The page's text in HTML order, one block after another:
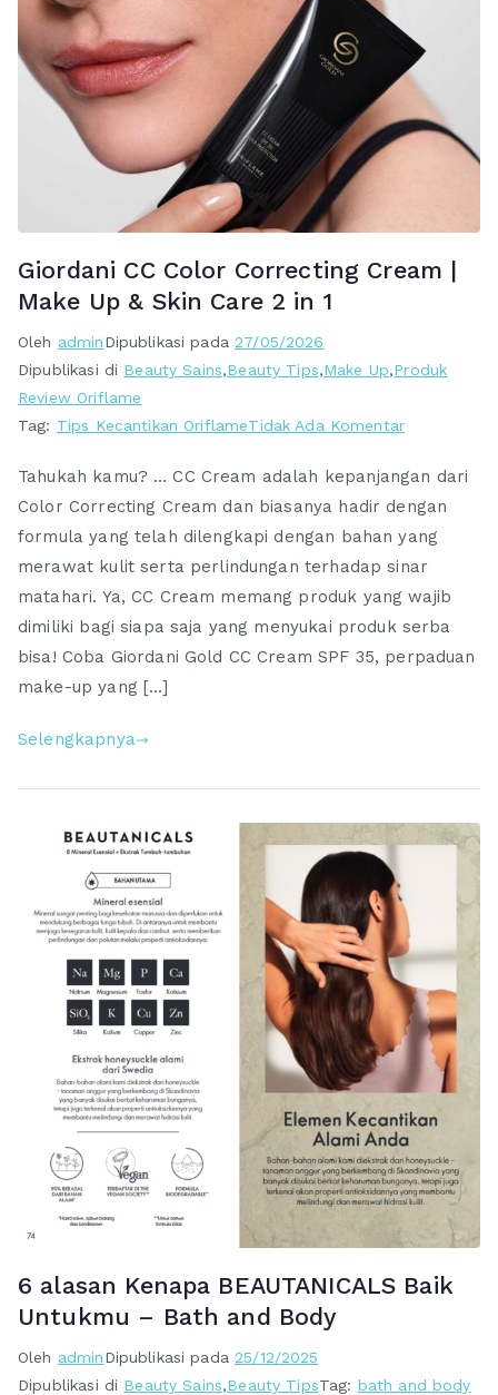
Giordani CC Color Correcting Cream |
Make Up & Skin Care 2 in 1
Oleh adminDipublikasi pada27/05/2026
Dipublikasi di Beauty Sains,Beauty Tips,Make Up,Produk
Review Oriflame
Tag: Tips Kecantikan OriflameTidak Ada Komentarpada
CC
Color
Correcting
Cream
Make
in
Tahukah kamu? … CC Cream adalah kepanjangan dari
Color Correcting Cream dan biasanya hadir dengan
formula yang telah dilengkapi dengan bahan yang
merawat kulit serta perlindungan terhadap sinar
matahari. Ya, CC Cream memang produk yang wajib
dimiliki bagi siapa saja yang menyukai produk serba
bisa! Coba Giordani Gold CC Cream SPF 35, perpaduan
make-up yang […]
Selengkapnya
6 alasan Kenapa BEAUTANICALS Baik
Untukmu – Bath and Body
Oleh adminDipublikasi pada25/12/2025
Dipublikasi di Beauty Sains,Beauty TipsTag: bath and body